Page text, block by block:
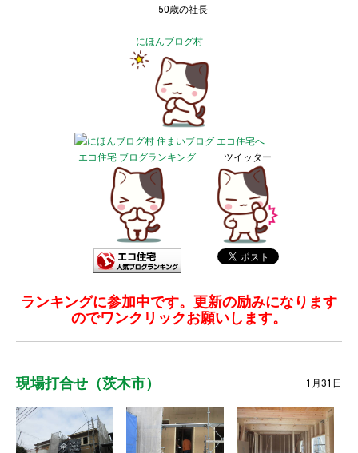
50歳の社長
にほんブログ村
エコ住宅 ブログランキング ツイッター
ランキングに参加中です。更新の励みになります
のでワンクリックお願いします。
現場打合せ（茨木市） 1月31日